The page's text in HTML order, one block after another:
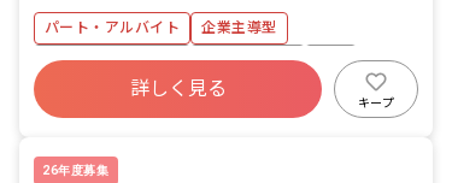
負担）
パート・アルバイト
企業主導型
年間休日120日以上
社会保険完備
昇給昇進あり
車通勤可
乳児保育のみ
詳しく見る
キープ
26年度募集